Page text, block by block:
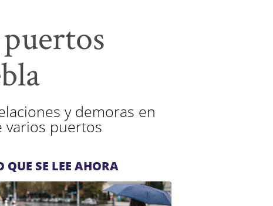
y demoras en
varios puertos
QUE SE LEE AHORA